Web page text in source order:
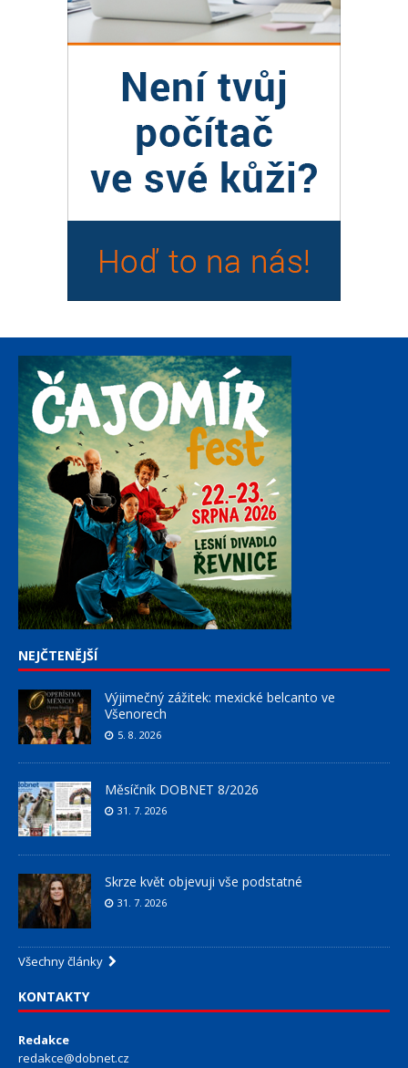
NEJČTENĚJŠÍ
Výjimečný zážitek: mexické belcanto ve
Všenorech
5. 8. 2026
Měsíčník DOBNET 8/2026
31. 7. 2026
Skrze květ objevuji vše podstatné
31. 7. 2026
Všechny články
KONTAKTY
Redakce
redakce@dobnet.cz